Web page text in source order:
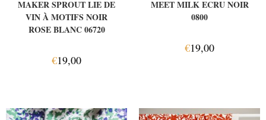
MAKER SPROUT LIE DE
VIN À MOTIFS NOIR
ROSE BLANC 06720
€19,00
MEET MILK ECRU NOIR
0800
€19,00